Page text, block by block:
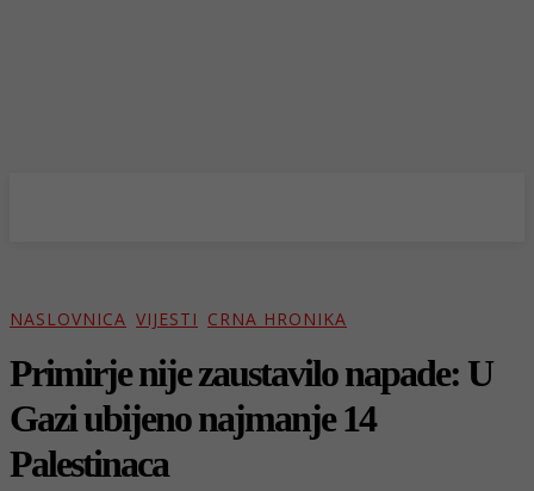
NASLOVNICA VIJESTI CRNA HRONIKA
Primirje nije zaustavilo napade: U
Gazi ubijeno najmanje 14
Palestinaca